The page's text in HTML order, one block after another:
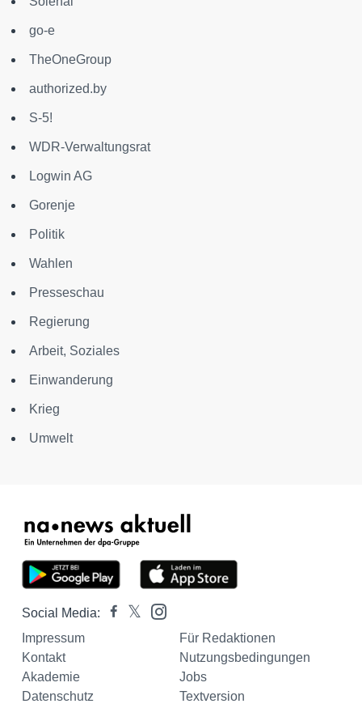
go-e
TheOneGroup
authorized.by
S-5!
WDR-Verwaltungsrat
Logwin AG
Gorenje
Politik
Wahlen
Presseschau
Regierung
Arbeit, Soziales
Einwanderung
Krieg
Umwelt
Social Media:
Impressum
Für Redaktionen
Kontakt
Nutzungsbedingungen
Akademie
Jobs
Datenschutz
Textversion